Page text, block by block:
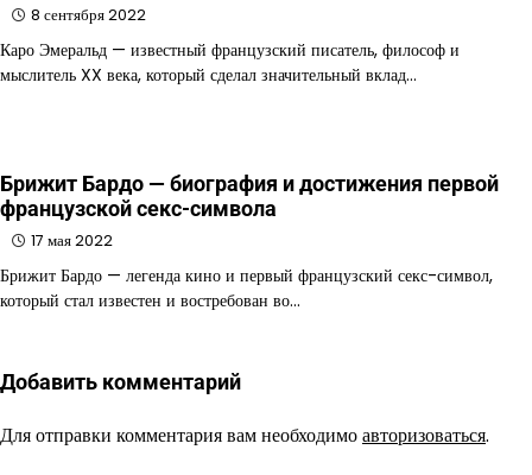
8 сентября 2022
Каро Эмеральд — известный французский писатель, философ и
мыслитель XX века, который сделал значительный вклад…
Брижит Бардо — биография и достижения первой
французской секс-символа
17 мая 2022
Брижит Бардо — легенда кино и первый французский секс-символ,
который стал известен и востребован во…
Добавить комментарий
Для отправки комментария вам необходимоавторизоваться.